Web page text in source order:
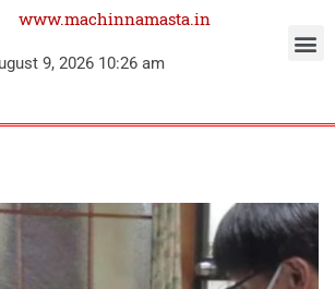
www.machinnamasta.in
9, 2026 10:26 am